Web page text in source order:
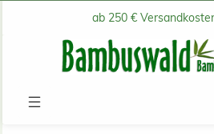
Zum Hauptinhalt springen
ab 250 €